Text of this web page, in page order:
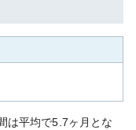
は平均で5.7ヶ月とな